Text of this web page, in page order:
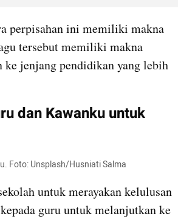
perpisahan ini memiliki makna
tersebut memiliki makna
jenjang pendidikan yang lebih
dan Kawanku untuk
Foto: Unsplash/Husniati Salma
untuk merayakan kelulusan
guru untuk melanjutkan ke